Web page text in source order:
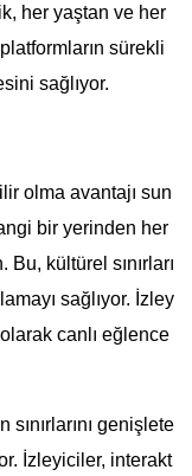
her yaştan ve her
sürekli
sağlıyor.
olma avantajı sun
bir yerinden her
kültürel sınırları
sağlıyor. İzley
canlı eğlence
genişlete
İzleyiciler, interakt